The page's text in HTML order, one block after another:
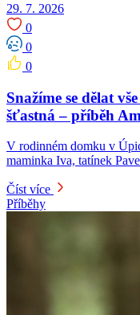
29. 7. 2026
0
0
0
Snažíme se dělat
šťastná – příběh
V rodinném domku v
maminka Iva, tatínek
Číst více
Příběhy